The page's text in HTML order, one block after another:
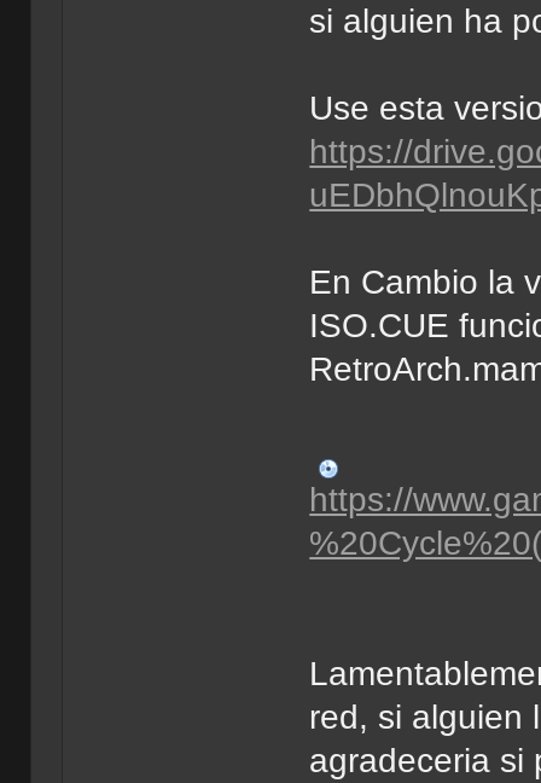
si alguien ha
Use esta
https://
En Cambio la
ISO.CUE
https://
red, si alguien
agradeceria si